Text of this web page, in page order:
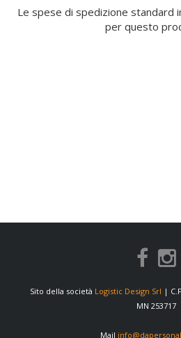
Le spese di spedizione standard
per questo
Sito della società Logistic Design Srl |
MN 253717
Mail